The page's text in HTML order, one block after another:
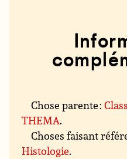
Chose parente :
THEMA.
Choses faisant
Histologie.